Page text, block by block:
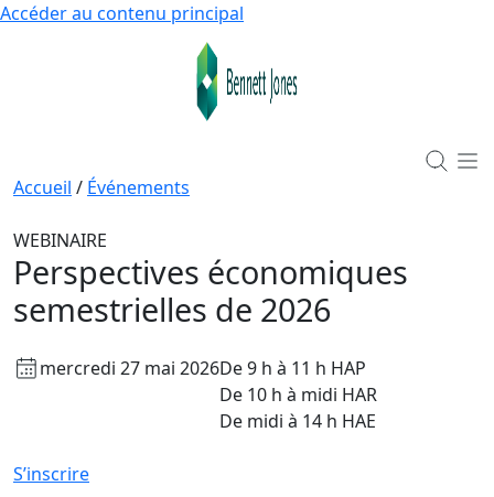
Accéder au contenu principal
Accueil / Événements
WEBINAIRE
Perspectives économiques
semestrielles de 2026
mercredi 27 mai 2026De 9 h à 11 h HAP
De 10 h à midi HAR
De midi à 14 h HAE
S’inscrire